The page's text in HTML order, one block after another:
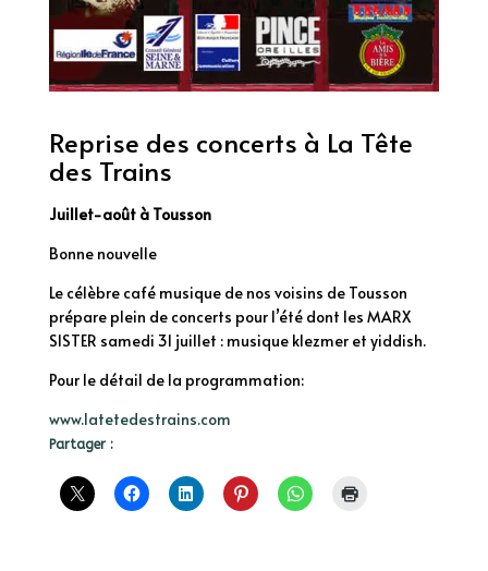
Reprise des concerts à La Tête
des Trains
Juillet-août à Tousson
Bonne nouvelle
Le célèbre café musique de nos voisins de Tousson
prépare plein de concerts pour l’été dont les MARX
SISTER samedi 31 juillet : musique klezmer et yiddish.
Pour le détail de la programmation:
www.latetedestrains.com
Partager :